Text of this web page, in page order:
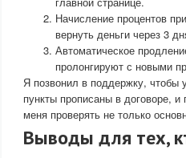
Начисление процентов
вернуть деньги через 3
Автоматическое
пролонгируют с новыми
Я позвонил в поддержку, чтобы
пункты прописаны в договоре,
меня проверять не только
Выводы для тех,